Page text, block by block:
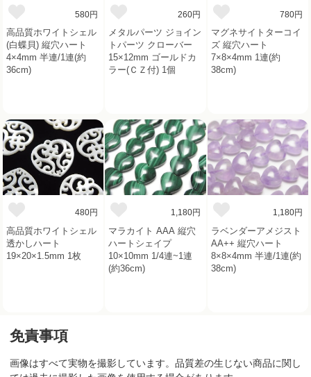
580円
高品質ホワイトシェル
(白蝶貝) 縦穴ハート
4×4mm 半連/1連(約
36cm)
260円
メタルパーツ ジョイン
トパーツ クローバー
15×12mm ゴールドカ
ラー(ＣＺ付) 1個
780円
マグネサイトターコイ
ズ 縦穴ハート
7×8×4mm 1連(約
38cm)
480円
高品質ホワイトシェル
透かしハート
19×20×1.5mm 1枚
1,180円
マラカイト AAA 縦穴
ハートシェイプ
10×10mm 1/4連~1連
(約36cm)
1,180円
ラベンダーアメジスト
AA++ 縦穴ハート
8×8×4mm 半連/1連(約
38cm)
免責事項
画像はすべて実物を撮影しています。品質差の生じない商品に関し